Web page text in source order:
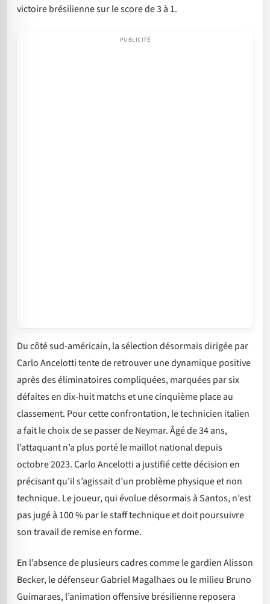
victoire brésilienne sur le score de 3 à 1.
Du côté sud-américain, la sélection désormais dirigée par
Carlo Ancelotti tente de retrouver une dynamique positive
après des éliminatoires compliquées, marquées par six
défaites en dix-huit matchs et une cinquième place au
classement. Pour cette confrontation, le technicien italien
a fait le choix de se passer de Neymar. Âgé de 34 ans,
l’attaquant n’a plus porté le maillot national depuis
octobre 2023. Carlo Ancelotti a justifié cette décision en
précisant qu’il s’agissait d’un problème physique et non
technique. Le joueur, qui évolue désormais à Santos, n’est
pas jugé à 100 % par le staff technique et doit poursuivre
son travail de remise en forme.
En l’absence de plusieurs cadres comme le gardien Alisson
Becker, le défenseur Gabriel Magalhaes ou le milieu Bruno
Guimaraes, l’animation offensive brésilienne reposera